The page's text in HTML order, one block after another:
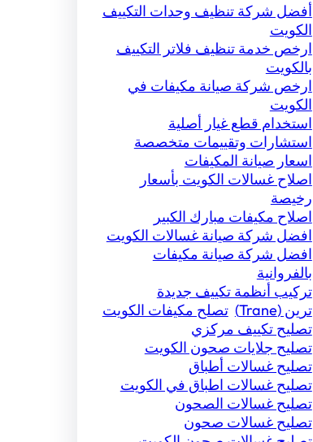
أفضل شركة تنظيف وحدات التكييف
الكويت
ارخص خدمة تنظيف فلاتر التكييف
بالكويت
ارخص شركة صيانة مكيفات في
الكويت
استخدام قطع غيار أصلية
استشارات وتقييمات متخصصة
اسعار صيانة المكيفات
اصلاح غسالات الكويت بأسعار
رخيصة
اصلاح مكيفات مبارك الكبير
افضل شركة صيانة غسالات الكويت
افضل شركة صيانة مكيفات
بالفروانية
تركيب أنظمة تكييف جديدة
ترين (Trane)
تصلح مكيفات الكويت
تصليح تكييف مركزي
تصليح جلايات صحون الكويت
تصليح غسالات أطباق
تصليح غسالات اطباق في الكويت
تصليح غسالات الصحون
تصليح غسالات صحون